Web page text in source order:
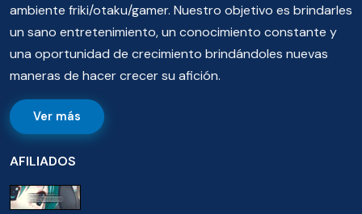
ambiente friki/otaku/gamer. Nuestro objetivo es brindarles
un sano entretenimiento, un conocimiento constante y
una oportunidad de crecimiento brindándoles nuevas
maneras de hacer crecer su afición.
Ver más
AFILIADOS